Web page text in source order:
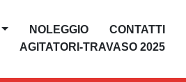
NOLEGGIO
CONTATTI
AGITATORI-TRAVASO 2025